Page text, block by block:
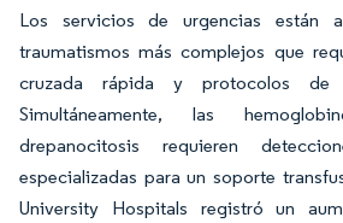
Los servicios de urgencias están
traumatismos más complejos que
cruzada rápida y protocolos de
Simultáneamente, las
drepanocitosis requieren
especializadas para un soporte
University Hospitals registró un